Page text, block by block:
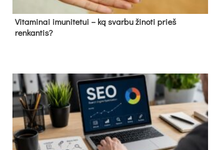
Vitaminai imunitetui – ką svarbu žinoti prieš
renkantis?